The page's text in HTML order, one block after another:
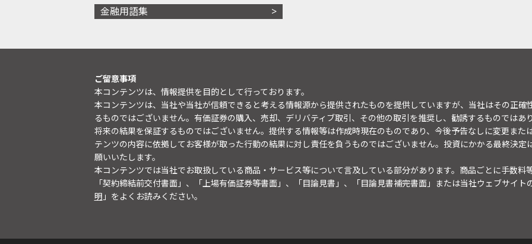
金融用語集
ご留意事項
本コンテンツは、情報提供を目的として行っております。
本コンテンツは、当社や当社が信頼できると考える情報源から提供されたものを提供していますが、当社はその正
るものではございません。有価証券の購入、売却、デリバティブ取引、その他の取引を推奨し、勧誘するものではあ
将来の結果を保証するものではございません。提供する情報等は作成時現在のものであり、今後予告なしに変更また
テンツの内容に依拠してお客様が取った行動の結果に対し責任を負うものではございません。投資にかかる最終決
願いいたします。
本コンテンツでは当社でお取扱している商品・サービス等について言及している部分があります。商品ごとに手数料
「契約締結前交付書面」、「上場有価証券等書面」、「目論見書」、「目論見書補完書面」または当社ウェブサイト
明 」をよくお読みください。